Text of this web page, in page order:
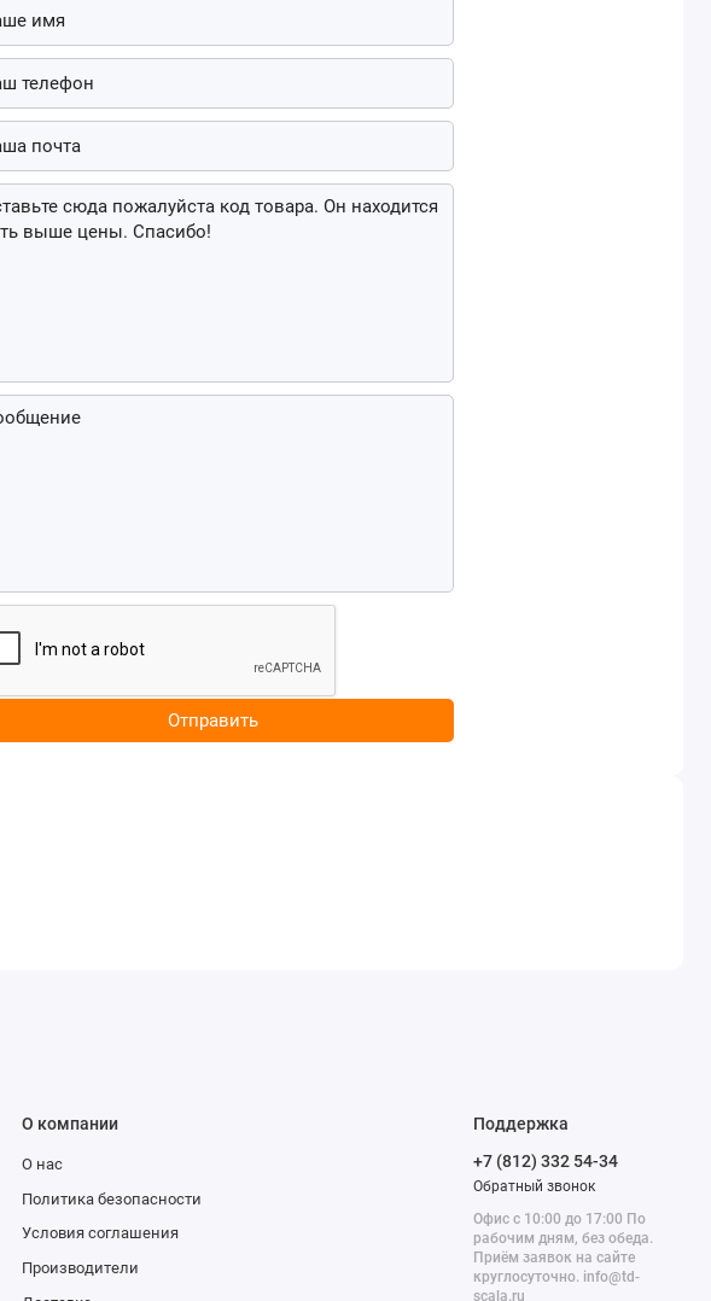
Отправить
О компании
О нас
Политика безопасности
Условия соглашения
Производители
Поддержка
+7 (812) 332 54-34
Обратный звонок
Офис с 10:00 до 17:00 По
рабочим дням, без обеда.
Приём заявок на сайте
круглосуточно. info@td-
scala.ru